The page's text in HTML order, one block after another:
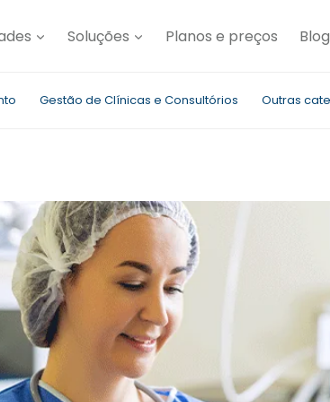
Soluções Planos e preços
Gestão de Clínicas e Consultórios Outras